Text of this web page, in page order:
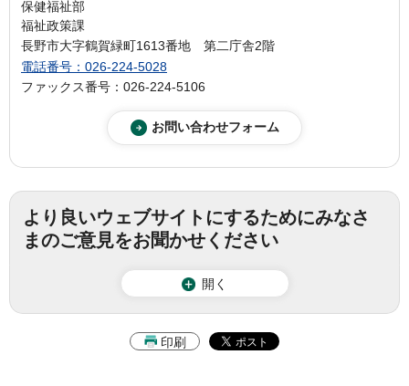
保健福祉部
福祉政策課
長野市大字鶴賀緑町1613番地 第二庁舎2階
電話番号：026-224-5028
ファックス番号：026-224-5106
より良いウェブサイトにするためにみなさ
まのご意見をお聞かせください
開く
印刷